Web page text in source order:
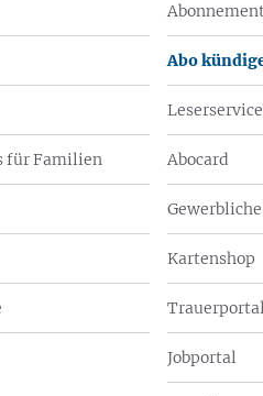
für Familien
Abo
Leserservice
Abocard
Kartenshop
Jobportal